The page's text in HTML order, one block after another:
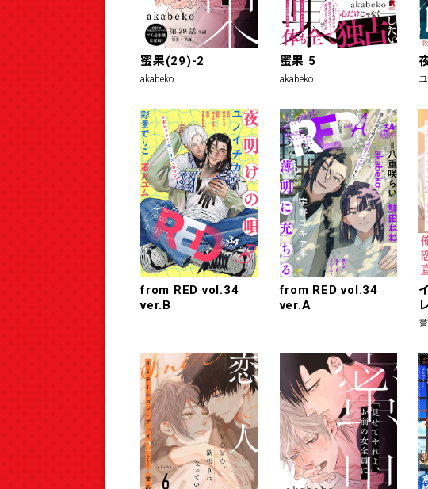
蜜果(29)-2
akabeko
蜜果 5
akabeko
from RED vol.34
ver.B
from RED vol.34
ver.A